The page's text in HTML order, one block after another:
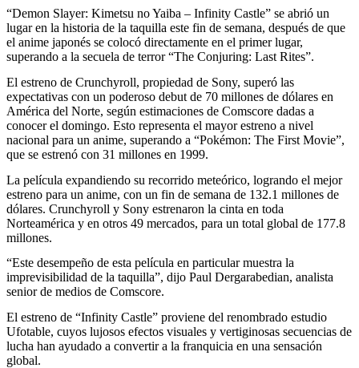
“Demon Slayer: Kimetsu no Yaiba – Infinity Castle” se abrió un
lugar en la historia de la taquilla este fin de semana, después de que
el anime japonés se colocó directamente en el primer lugar,
superando a la secuela de terror “The Conjuring: Last Rites”.
El estreno de Crunchyroll, propiedad de Sony, superó las
expectativas con un poderoso debut de 70 millones de dólares en
América del Norte, según estimaciones de Comscore dadas a
conocer el domingo. Esto representa el mayor estreno a nivel
nacional para un anime, superando a “Pokémon: The First Movie”,
que se estrenó con 31 millones en 1999.
La película expandiendo su recorrido meteórico, logrando el mejor
estreno para un anime, con un fin de semana de 132.1 millones de
dólares. Crunchyroll y Sony estrenaron la cinta en toda
Norteamérica y en otros 49 mercados, para un total global de 177.8
millones.
“Este desempeño de esta película en particular muestra la
imprevisibilidad de la taquilla”, dijo Paul Dergarabedian, analista
senior de medios de Comscore.
El estreno de “Infinity Castle” proviene del renombrado estudio
Ufotable, cuyos lujosos efectos visuales y vertiginosas secuencias de
lucha han ayudado a convertir a la franquicia en una sensación
global.